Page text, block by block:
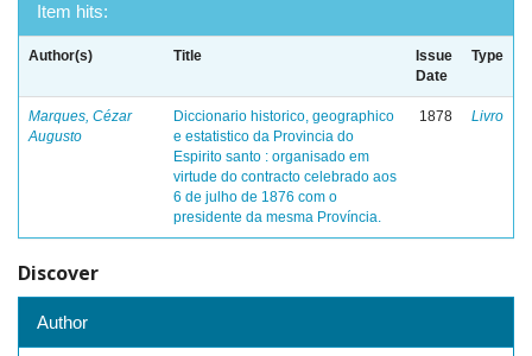
Item hits:
Author(s) Title
Issue
Date
Type
Marques, Cézar
Augusto
Diccionario historico, geographico
e estatistico da Provincia do
Espirito santo : organisado em
virtude do contracto celebrado aos
6 de julho de 1876 com o
presidente da mesma Província.
1878 Livro
Discover
Author